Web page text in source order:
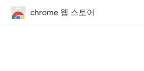
chrome 웹 스토어